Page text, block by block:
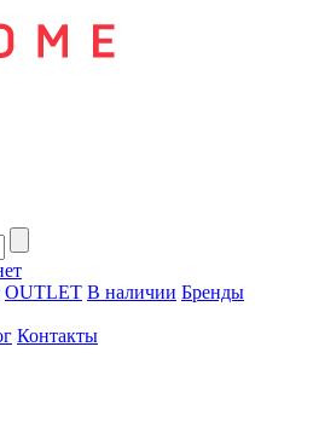
OUTLET В наличии Бренды
Контакты